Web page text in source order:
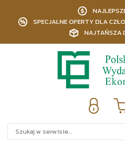
SPECJALNE OFERTY DLA
NAJTAŃSZA